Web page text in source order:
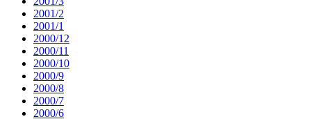
2001/2
2001/1
2000/12
2000/11
2000/10
2000/9
2000/8
2000/7
2000/6